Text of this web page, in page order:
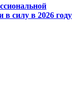
силу в 2026 году